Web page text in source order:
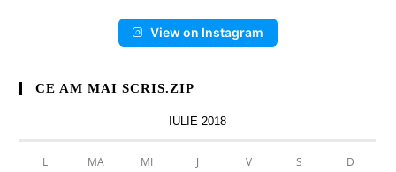
View on Instagram
CE AM MAI SCRIS.ZIP
IULIE 2018
L MA MI J V S D